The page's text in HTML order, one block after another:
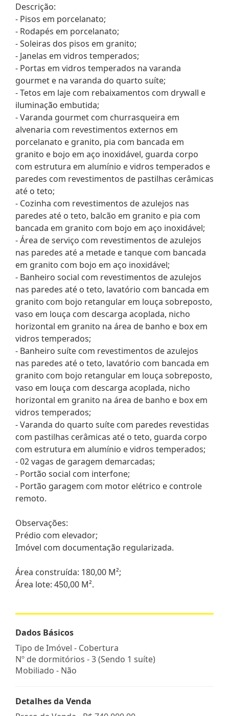
Descrição:
- Pisos em porcelanato;
- Rodapés em porcelanato;
- Soleiras dos pisos em granito;
- Janelas em vidros temperados;
- Portas em vidros temperados na varanda
gourmet e na varanda do quarto suíte;
- Tetos em laje com rebaixamentos com drywall e
iluminação embutida;
- Varanda gourmet com churrasqueira em
alvenaria com revestimentos externos em
porcelanato e granito, pia com bancada em
granito e bojo em aço inoxidável, guarda corpo
com estrutura em alumínio e vidros temperados e
paredes com revestimentos de pastilhas cerâmicas
até o teto;
- Cozinha com revestimentos de azulejos nas
paredes até o teto, balcão em granito e pia com
bancada em granito com bojo em aço inoxidável;
- Área de serviço com revestimentos de azulejos
nas paredes até a metade e tanque com bancada
em granito com bojo em aço inoxidável;
- Banheiro social com revestimentos de azulejos
nas paredes até o teto, lavatório com bancada em
granito com bojo retangular em louça sobreposto,
vaso em louça com descarga acoplada, nicho
horizontal em granito na área de banho e box em
vidros temperados;
- Banheiro suíte com revestimentos de azulejos
nas paredes até o teto, lavatório com bancada em
granito com bojo retangular em louça sobreposto,
vaso em louça com descarga acoplada, nicho
horizontal em granito na área de banho e box em
vidros temperados;
- Varanda do quarto suíte com paredes revestidas
com pastilhas cerâmicas até o teto, guarda corpo
com estrutura em alumínio e vidros temperados;
- 02 vagas de garagem demarcadas;
- Portão social com interfone;
- Portão garagem com motor elétrico e controle
remoto.
Observações:
Prédio com elevador;
Imóvel com documentação regularizada.
Área construída: 180,00 M²;
Área lote: 450,00 M².
Dados Básicos
Tipo de Imóvel - Cobertura
Nº de dormitórios - 3 (Sendo 1 suíte)
Mobiliado - Não
Detalhes da Venda